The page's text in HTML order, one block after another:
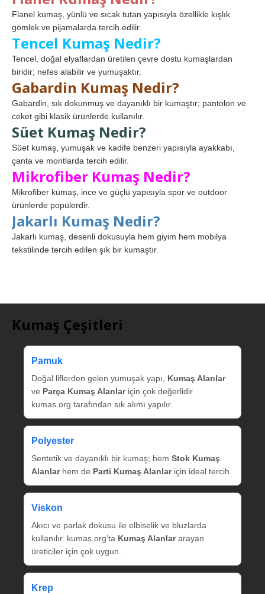
Flanel kumaş, yünlü ve sıcak tutan yapısıyla özellikle kışlık
gömlek ve pijamalarda tercih edilir.
Tencel Kumaş Nedir?
Tencel, doğal elyaflardan üretilen çevre dostu kumaşlardan
biridir; nefes alabilir ve yumuşaktır.
Gabardin Kumaş Nedir?
Gabardin, sık dokunmuş ve dayanıklı bir kumaştır; pantolon ve
ceket gibi klasik ürünlerde kullanılır.
Süet Kumaş Nedir?
Süet kumaş, yumuşak ve kadife benzeri yapısıyla ayakkabı,
çanta ve montlarda tercih edilir.
Mikrofiber Kumaş Nedir?
Mikrofiber kumaş, ince ve güçlü yapısıyla spor ve outdoor
ürünlerde popülerdir.
Jakarlı Kumaş Nedir?
Jakarlı kumaş, desenli dokusuyla hem giyim hem mobilya
tekstilinde tercih edilen şık bir kumaştır.
Kumaş Çeşitleri
Pamuk
Doğal liflerden gelen yumuşak yapı, Kumaş Alanlar
ve Parça Kumaş Alanlariçin çok değerlidir.
kumas.org tarafından sık alımı yapılır.
Polyester
Sentetik ve dayanıklı bir kumaş; hem Stok Kumaş
Alanlarhem de Parti Kumaş Alanlariçin ideal tercih.
Viskon
Akıcı ve parlak dokusu ile elbiselik ve bluzlarda
kullanılır. kumas.org’ta Kumaş Alanlararayan
üreticiler için çok uygun.
Krep